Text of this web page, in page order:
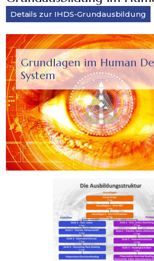
Details zur IHDS-Grundausbildung
Grundlagen im Human
System